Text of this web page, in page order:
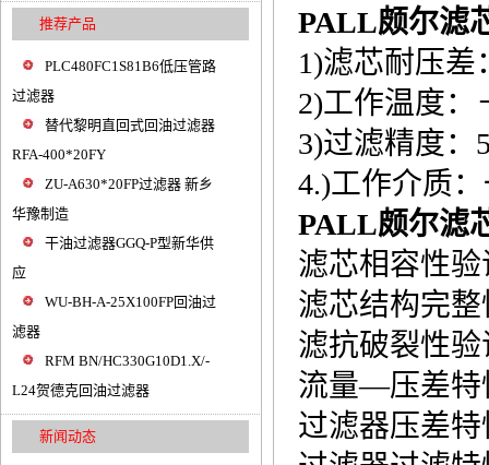
推荐产品
PLC480FC1S81B6低压管路
过滤器
替代黎明直回式回油过滤器
RFA-400*20FY
ZU-A630*20FP过滤器 新乡
华豫制造
干油过滤器GGQ-P型新华供
应
WU-BH-A-25X100FP回油过
滤器
RFM BN/HC330G10D1.X/-
L24贺德克回油过滤器
新闻动态
PALL颇尔滤
1)滤芯耐压差
2)工作温度
3)过滤精度
4.)工作介质
PALL颇尔滤
滤芯相容性验
滤芯结构完整
滤抗破裂性验
流量—压差特
过滤器压差特